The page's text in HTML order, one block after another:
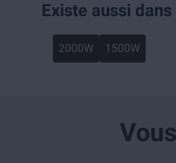
Existe aussi
2000W 1500W